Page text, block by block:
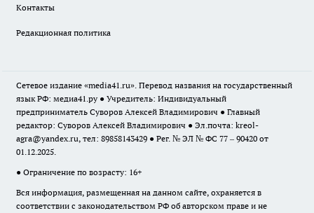
Контакты
Редакционная политика
Сетевое издание «media41.ru». Перевод названия на государственный
язык РФ: медиа41.ру ● Учредитель: Индивидуальный
предприниматель Суворов Алексей Владимирович ● Главный
редактор: Суворов Алексей Владимирович ● Эл.почта: kreol-
agra@yandex.ru, тел: 89858143429 ● Рег. № ЭЛ № ФС 77 – 90420 от
01.12.2025.
● Ограничение по возрасту: 16+
Вся информация, размещенная на данном сайте, охраняется в
соответствии с законодательством РФ об авторском праве и не